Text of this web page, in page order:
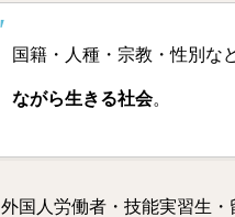
国籍・人種・宗教・性別な
ながら生きる社会。
外国人労働者・技能実習生・